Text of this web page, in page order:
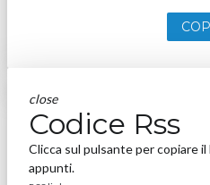
close
Codice Rss
Clicca sul pulsante per copiare il
appunti.